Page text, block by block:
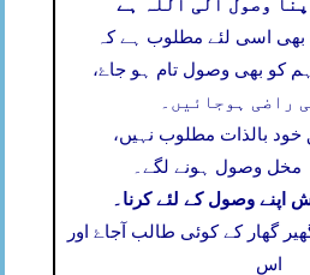
وصول الی اللہ ہے
بھی اسی لئے مطلوب ہے کہ
کو بھی وصول تام ہو جاۓ،
راضی ہوجائیں۔
خود بالذات مطلوب نہیں،
وصول ہونے لگے۔
وصول کے لئے کرنا۔
گھار کے کوئی طالب آجاۓ اور
اس